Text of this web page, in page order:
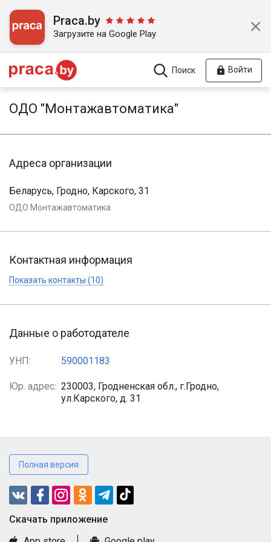
Praca.by
Загрузите на Google Play
Поиск Войти
ОДО "Монтажавтоматика"
Адреса организации
Беларусь, Гродно, Карского, 31
ОДО Монтажавтоматика
Контактная информация
Показать контакты (10)
Данные о работодателе
УНП: 590001183
Юр. адрес: 230003, Гродненская обл., г.Гродно,
ул.Карского, д. 31
Полная версия
Cкачать приложение